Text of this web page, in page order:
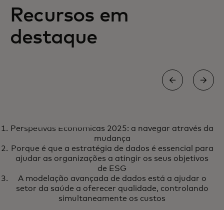
Recursos em
destaque
Perspetivas Económicas 2025: a
navegar através da mudança
opens in a new tab
Perspetivas Económicas 2025: a navegar através da
mudança
Porque é que a estratégia de dados é essencial para
ajudar as organizações a atingir os seus objetivos
de ESG
A modelação avançada de dados está a ajudar o
setor da saúde a oferecer qualidade, controlando
simultaneamente os custos